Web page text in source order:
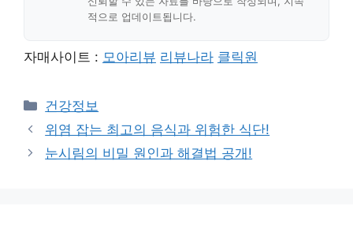
적으로 업데이트됩니다.
자매사이트 : 모아리뷰 리뷰나라 클릭원
Categories
건강정보
위염 잡는 최고의 음식과 위험한 식단!
눈시림의 비밀 원인과 해결법 공개!